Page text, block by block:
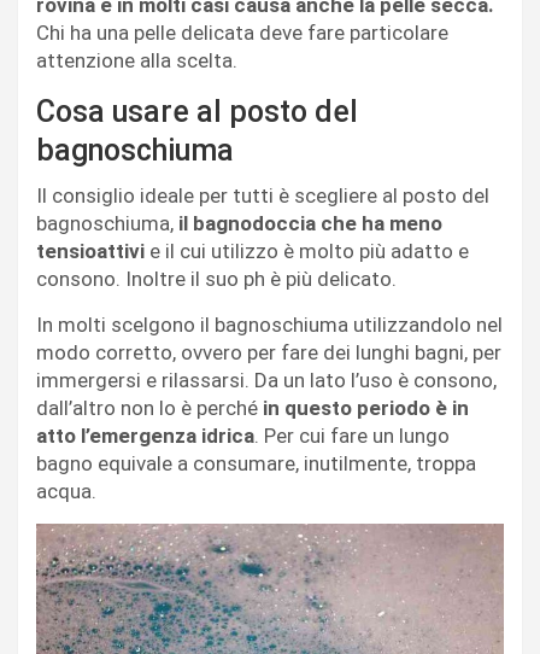
Chi ha una pelle delicata deve fare particolare
attenzione alla scelta.
Cosa usare al posto del
bagnoschiuma
Il consiglio ideale per tutti è scegliere al posto del
bagnoschiuma, il bagnodoccia che ha meno
tensioattivi e il cui utilizzo è molto più adatto e
consono. Inoltre il suo ph è più delicato.
In molti scelgono il bagnoschiuma utilizzandolo nel
modo corretto, ovvero per fare dei lunghi bagni, per
immergersi e rilassarsi. Da un lato l’uso è consono,
dall’altro non lo è perché in questo periodo è in
atto l’emergenza idrica. Per cui fare un lungo
bagno equivale a consumare, inutilmente, troppa
acqua.